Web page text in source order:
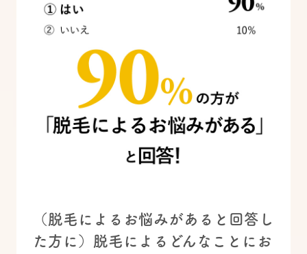
（脱毛によるお悩みがあると回答し
た方に）脱毛によるどんなことにお